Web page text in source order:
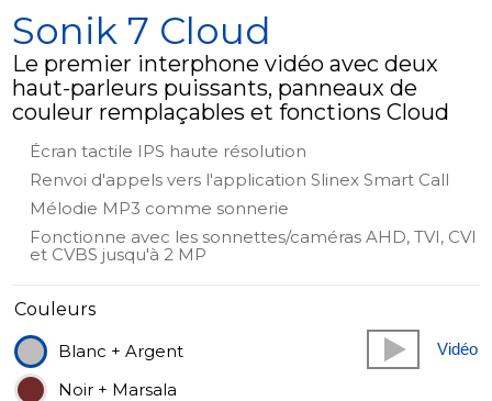
Sonik 7 Cloud
Le premier interphone vidéo avec deux
haut-parleurs puissants, panneaux de
couleur remplaçables et fonctions Cloud
Écran tactile IPS haute résolution
Renvoi d'appels vers l'application Slinex Smart Call
Mélodie MP3 comme sonnerie
Fonctionne avec les sonnettes/caméras AHD, TVI, CVI
et CVBS jusqu'à 2 MP
Couleurs
Blanc + Argent
Noir + Marsala
Vidéo